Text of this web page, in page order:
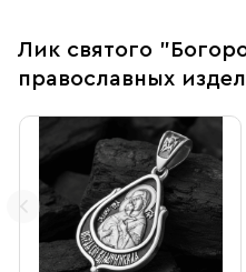
Лик святого
православных